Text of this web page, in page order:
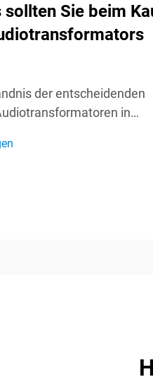
sollten Sie beim
der entscheidenden
in
unsichtbare Helden in